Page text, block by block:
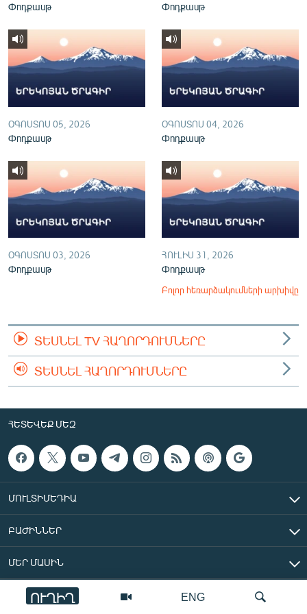
English
Русский
ՀԵՏԵՎԵՔ ՄԵԶ
«Ազատության» բոլոր կայքերը
ENG
ՈՒՂԻՂ
Փոդքասթ Փոդքասթ
ՕԳՈՍՏՈՍ 05, 2026
Փոդքասթ
ՕԳՈՍՏՈՍ 04, 2026
Փոդքասթ
ՕԳՈՍՏՈՍ 03, 2026
Փոդքասթ
ՀՈՒԼԻՍ 31, 2026
Փոդքասթ
Բոլոր հեռարձակումների արխիվը
ՏԵՍՆԵԼ TV ՀԱՂՈՐԴՈՒՄՆԵՐԸ
ՏԵՍՆԵԼ ՀԱՂՈՐԴՈՒՄՆԵՐԸ
ՀԵՏԵՎԵՔ ՄԵԶ
ՄՈՒԼՏԻՄԵԴԻԱ
ԲԱԺԻՆՆԵՐ
ՄԵՐ ՄԱՍԻՆ
«Ազատ Եվրոպա/Ազատություն» ռադիոկայան © 2026